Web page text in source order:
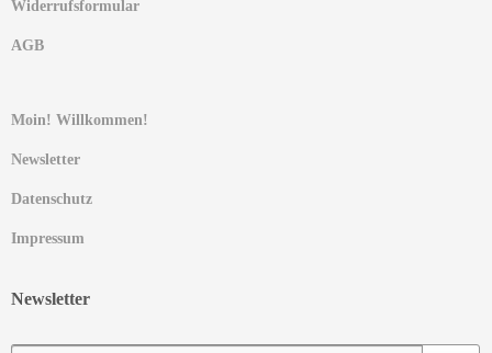
Widerrufsformular
AGB
Moin! Willkommen!
Newsletter
Datenschutz
Impressum
Newsletter